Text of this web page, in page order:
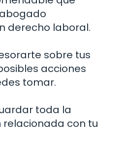
derecho laboral.
sobre tus
acciones
tomar.
toda la
con tu